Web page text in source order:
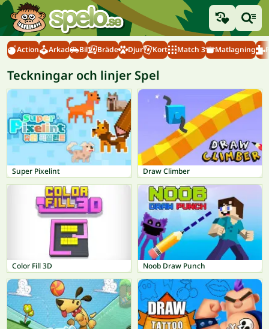
Action Arkad Bil Bräde Djur Kort Match 3 Matlagning
Teckningar och linjer Spel
Super Pixelint Draw Climber
Color Fill 3D Noob Draw Punch